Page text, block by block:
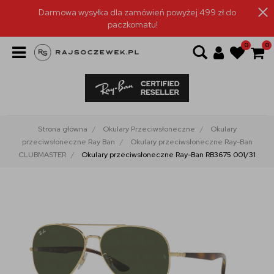
Darmowa wysyłka dla zamówień powyżej 499 zł do
paczkomatu!
0 0
Strona główna Okulary Przeciwsłoneczne
Okulary
przeciwsłoneczne Ray Ban
Okulary przeciwsłoneczne Ray-Ban
CLUBMASTER
Okulary przeciwsłoneczne Ray-Ban RB3675 001/31